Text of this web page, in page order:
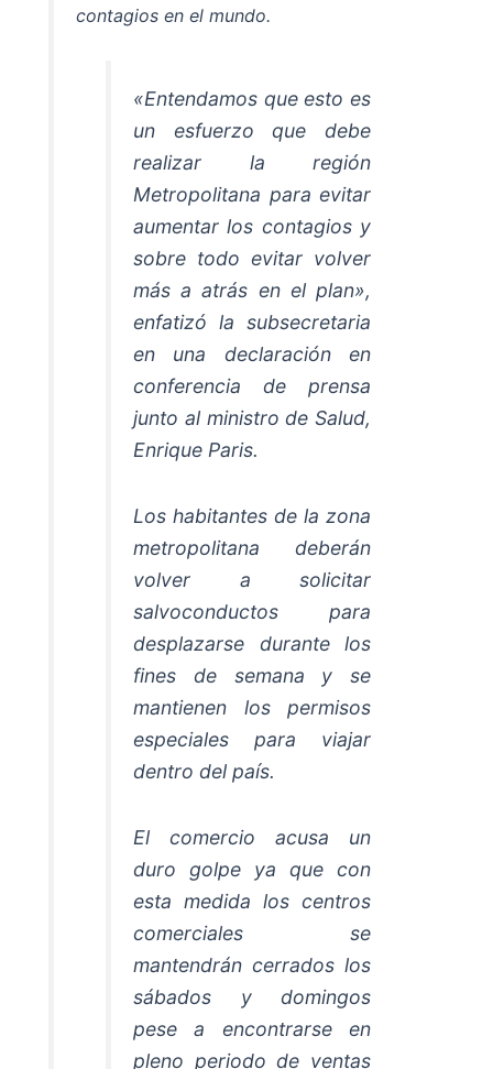
contagios en el mundo.
«Entendamos que esto es
un esfuerzo que debe
realizar la región
Metropolitana para evitar
aumentar los contagios y
sobre todo evitar volver
más a atrás en el plan»,
enfatizó la subsecretaria
en una declaración en
conferencia de prensa
junto al ministro de Salud,
Enrique Paris.
Los habitantes de la zona
metropolitana deberán
volver a solicitar
salvoconductos para
desplazarse durante los
fines de semana y se
mantienen los permisos
especiales para viajar
dentro del país.
El comercio acusa un
duro golpe ya que con
esta medida los centros
comerciales se
mantendrán cerrados los
sábados y domingos
pese a encontrarse en
pleno periodo de ventas